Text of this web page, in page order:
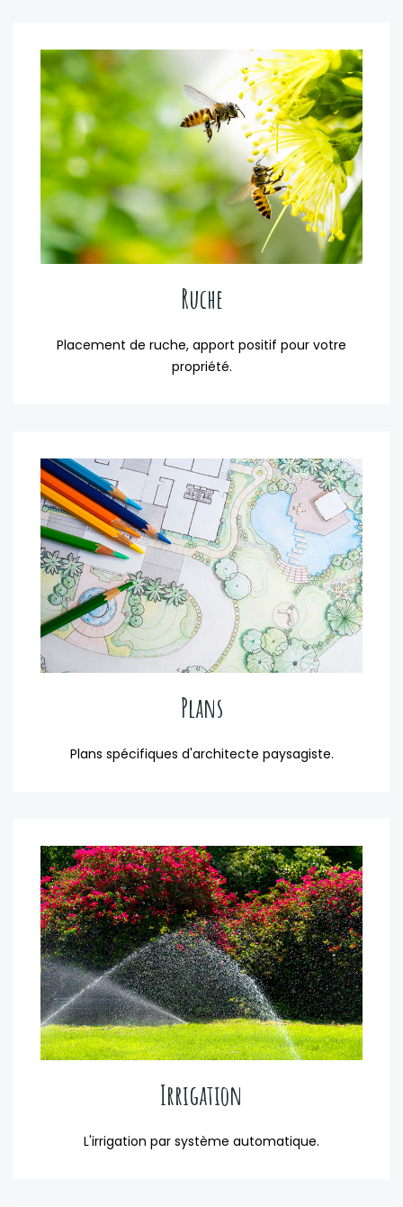
Ruche
Placement de ruche, apport positif pour votre
propriété.
Plans
Plans spécifiques d'architecte paysagiste.
Irrigation
L'irrigation par système automatique.